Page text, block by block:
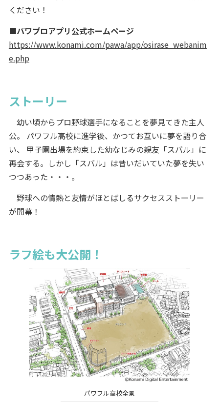
ください！
■パワプロアプリ公式ホームページ
https://www.konami.com/pawa/app/osirase_webanim
e.php
ストーリー
幼い頃からプロ野球選手になることを夢見てきた主人
公。 パワフル高校に進学後、かつてお互いに夢を語り合
い、 甲子園出場を約束した幼なじみの親友「スバル」に
再会する。しかし「スバル」は昔いだいていた夢を失い
つつあった・・・。
野球への情熱と友情がほとばしるサクセスストーリー
が開幕！
ラフ絵も大公開！
パワフル高校全景